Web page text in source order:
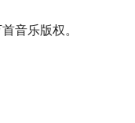
音乐版权。